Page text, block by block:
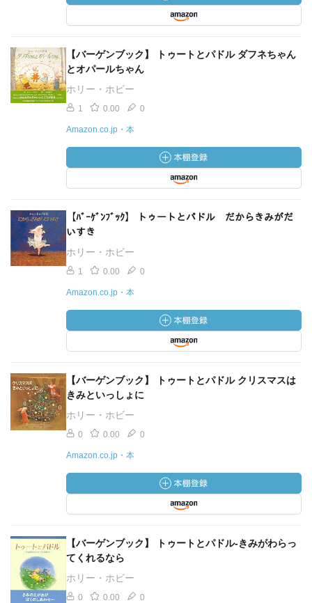
【バーゲンブック】 トゥートとパドル ダフネちゃん
とオパールちゃん
ホリー・ホビー
1 0.00 0
Amazon.co.jp・本
【ﾊﾞｰｹﾞﾝﾌﾞｯｸ】 トゥートとパドル だからきみがだ
いすき
ホリー・ホビー
1 0.00 0
Amazon.co.jp・本
【バーゲンブック】 トゥートとパドル クリスマスは
きみといっしょに
ホリー・ホビー
0 0.00 0
Amazon.co.jp・本
【バーゲンブック】 トゥートとパドル-きみがわらっ
てくれるなら
ホリー・ホビー
0 0.00 0